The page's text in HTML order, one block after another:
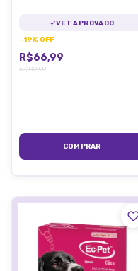
VET APROVADO
-19% OFF
R$66,99
R$82,99